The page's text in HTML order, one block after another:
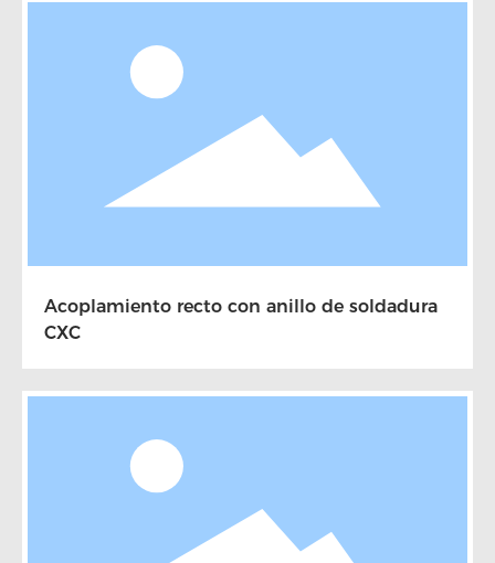
Acoplamiento recto con anillo de soldadura
CXC